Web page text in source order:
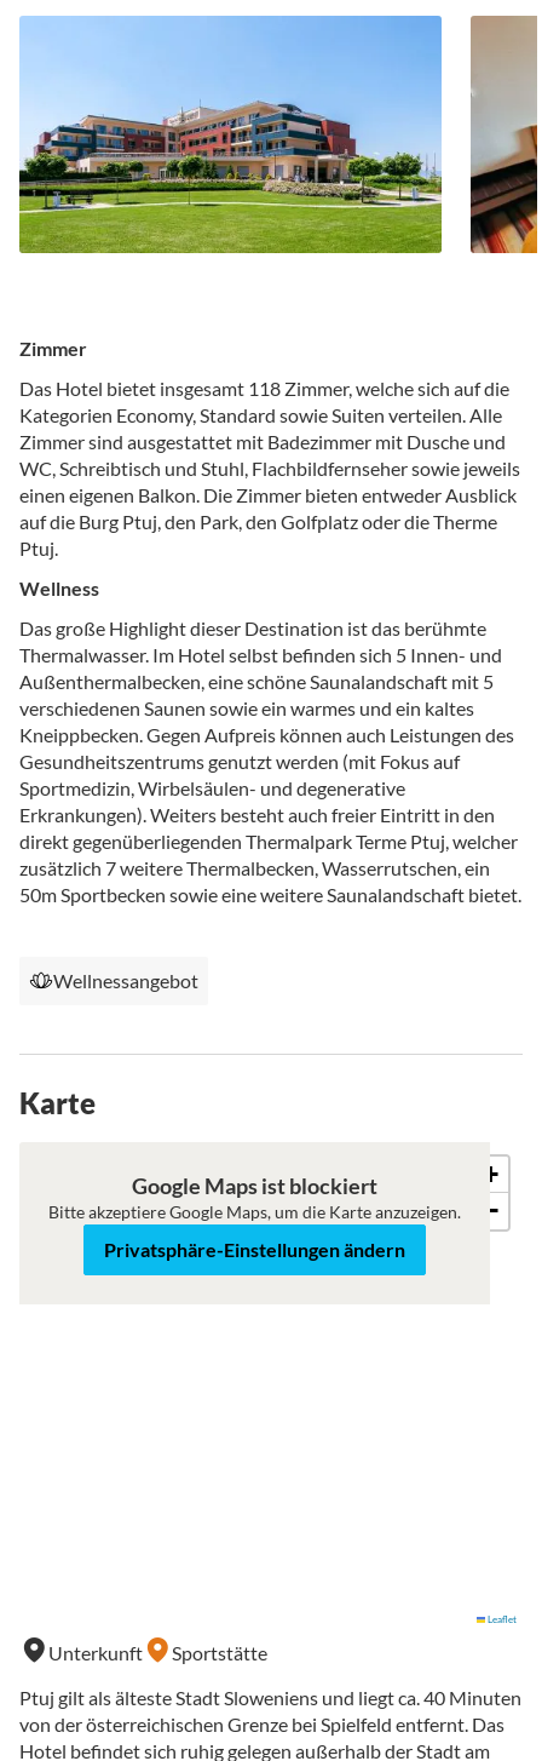
Zimmer
Das Hotel bietet insgesamt 118 Zimmer, welche sich auf die
Kategorien Economy, Standard sowie Suiten verteilen. Alle
Zimmer sind ausgestattet mit Badezimmer mit Dusche und
WC, Schreibtisch und Stuhl, Flachbildfernseher sowie jeweils
einen eigenen Balkon. Die Zimmer bieten entweder Ausblick
auf die Burg Ptuj, den Park, den Golfplatz oder die Therme
Ptuj.
Wellness
Das große Highlight dieser Destination ist das berühmte
Thermalwasser. Im Hotel selbst befinden sich 5 Innen- und
Außenthermalbecken, eine schöne Saunalandschaft mit 5
verschiedenen Saunen sowie ein warmes und ein kaltes
Kneippbecken. Gegen Aufpreis können auch Leistungen des
Gesundheitszentrums genutzt werden (mit Fokus auf
Sportmedizin, Wirbelsäulen- und degenerative
Erkrankungen). Weiters besteht auch freier Eintritt in den
direkt gegenüberliegenden Thermalpark Terme Ptuj, welcher
zusätzlich 7 weitere Thermalbecken, Wasserrutschen, ein
50m Sportbecken sowie eine weitere Saunalandschaft bietet.
Wellnessangebot
Karte
Satellit
+
−
Leaflet
Google Maps ist blockiert
Bitte akzeptiere Google Maps, um die Karte anzuzeigen.
Privatsphäre-Einstellungen ändern
Unterkunft
Sportstätte
Ptuj gilt als älteste Stadt Sloweniens und liegt ca. 40 Minuten
von der österreichischen Grenze bei Spielfeld entfernt. Das
Hotel befindet sich ruhig gelegen außerhalb der Stadt am